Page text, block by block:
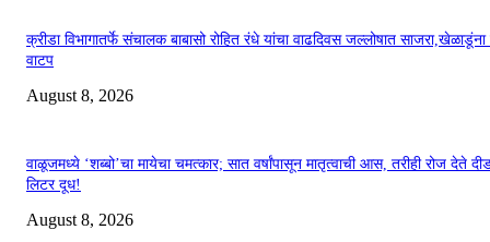
क्रीडा विभागातर्फे संचालक बाबासो रोहित रंधे यांचा वाढदिवस जल्लोषात
वाटप
August 8, 2026
वाळूजमध्ये ‘शब्बो’चा मायेचा चमत्कार; सात वर्षांपासून मातृत्वाची आस, तरीही रोज देते
लिटर दूध!
August 8, 2026